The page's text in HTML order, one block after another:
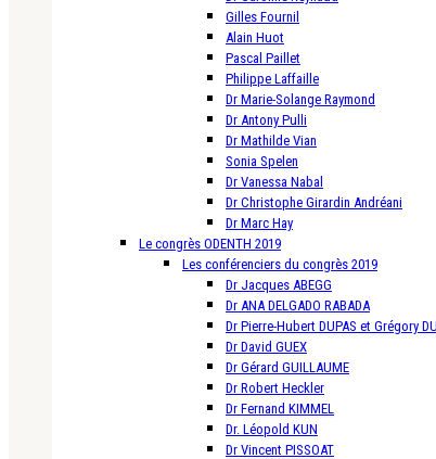
Gilles Fournil
Alain Huot
Pascal Paillet
Philippe Laffaille
Dr Marie-Solange Raymond
Dr Antony Pulli
Dr Mathilde Vian
Sonia Spelen
Dr Vanessa Nabal
Dr Christophe Girardin Andréani
Dr Marc Hay
Le congrès ODENTH 2019
Les conférenciers du congrès 2019
Dr Jacques ABEGG
Dr ANA DELGADO RABADA
Dr Pierre-Hubert DUPAS et Grégory
Dr David GUEX
Dr Gérard GUILLAUME
Dr Robert Heckler
Dr Fernand KIMMEL
Dr. Léopold KUN
Dr Vincent PISSOAT